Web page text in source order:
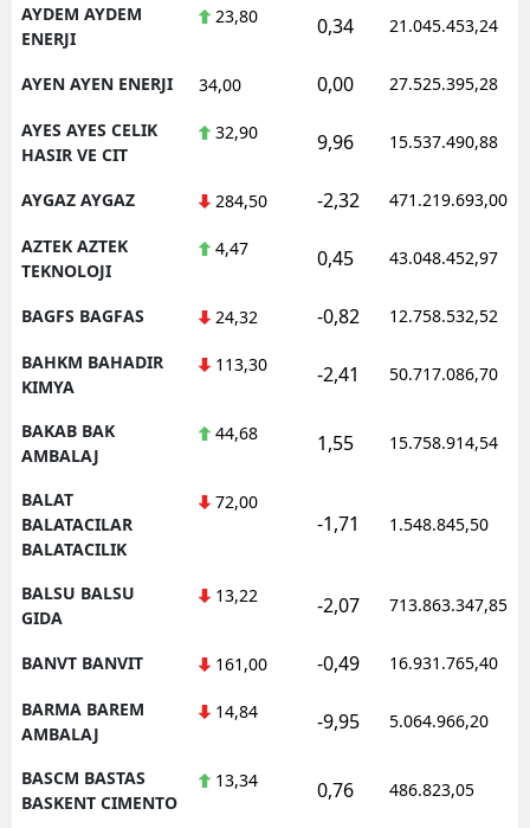
AYDEM AYDEM
ENERJI
23,80 0,34 21.045.453,24
AYEN AYEN ENERJI 34,00 0,00 27.525.395,28
AYES AYES CELIK
HASIR VE CIT
32,90 9,96 15.537.490,88
AYGAZ AYGAZ 284,50 -2,32 471.219.693,00
AZTEK AZTEK
TEKNOLOJI
4,47 0,45 43.048.452,97
BAGFS BAGFAS 24,32 -0,82 12.758.532,52
BAHKM BAHADIR
KIMYA
113,30 -2,41 50.717.086,70
BAKAB BAK
AMBALAJ
44,68 1,55 15.758.914,54
BALAT
BALATACILAR
BALATACILIK
72,00
-1,71 1.548.845,50
BALSU BALSU
GIDA
13,22 -2,07 713.863.347,85
BANVT BANVIT 161,00 -0,49 16.931.765,40
BARMA BAREM
AMBALAJ
14,84 -9,95 5.064.966,20
BASCM BASTAS
BASKENT CIMENTO
13,34 0,76 486.823,05